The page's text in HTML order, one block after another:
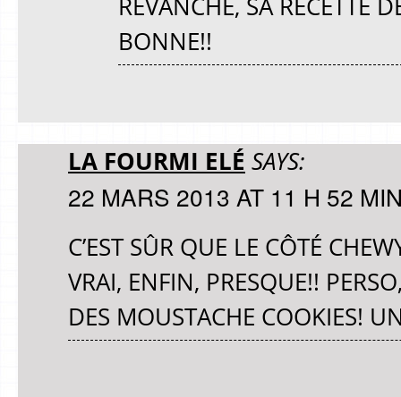
REVANCHE, SA RECETTE
BONNE!!
LA FOURMI ELÉ SAYS:
22 MARS 2013 AT 11 H 52
C’EST SÛR QUE LE CÔTÉ
VRAI, ENFIN, PRESQUE!!
DES MOUSTACHE COOKIES!